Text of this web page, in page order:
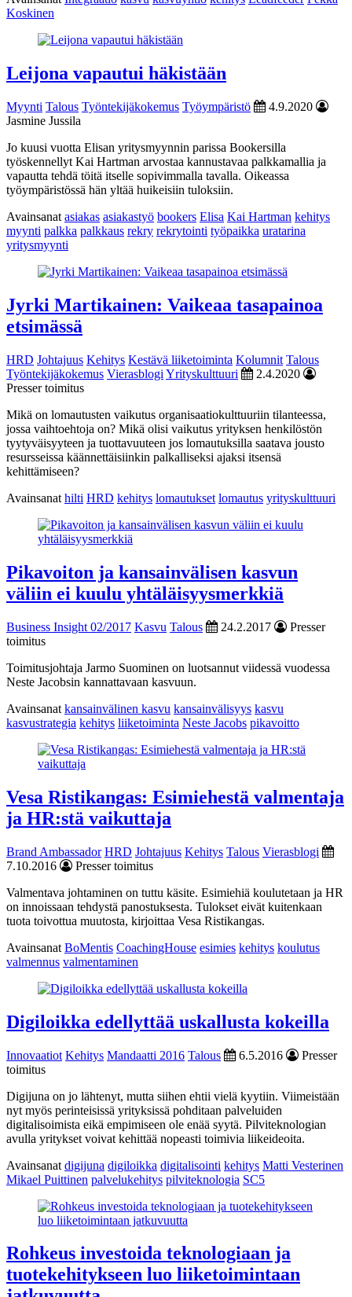
Koskinen
Leijona vapautui häkistään
Myynti Talous Työntekijäkokemus Työympäristö
4.9.2020
Jasmine Jussila
Jo kuusi vuotta Elisan yritysmyynnin parissa Bookersilla
työskennellyt Kai Hartman arvostaa kannustavaa palkkamallia ja
vapautta tehdä töitä itselle sopivimmalla tavalla. Oikeassa
työympäristössä hän yltää huikeisiin tuloksiin.
Avainsanat asiakas asiakastyö bookers Elisa Kai Hartman kehitys
myynti palkka palkkaus rekry rekrytointi työpaikka uratarina
yritysmyynti
Jyrki Martikainen: Vaikeaa tasapainoa
etsimässä
HRD Johtajuus Kehitys Kestävä liiketoiminta Kolumnit Talous
Työntekijäkokemus Vierasblogi Yrityskulttuuri
2.4.2020
Presser toimitus
Mikä on lomautusten vaikutus organisaatiokulttuuriin tilanteessa,
jossa vaihtoehtoja on? Mikä olisi vaikutus yrityksen henkilöstön
tyytyväisyyteen ja tuottavuuteen jos lomautuksilla saatava jousto
resursseissa käännettäisiinkin palkalliseksi ajaksi itsensä
kehittämiseen?
Avainsanat hilti HRD kehitys lomautukset lomautus yrityskulttuuri
Pikavoiton ja kansainvälisen kasvun
väliin ei kuulu yhtäläisyysmerkkiä
Business Insight 02/2017 Kasvu Talous 24.2.2017
Presser
toimitus
Toimitusjohtaja Jarmo Suominen on luotsannut viidessä vuodessa
Neste Jacobsin kannattavaan kasvuun.
Avainsanat kansainvälinen kasvu kansainvälisyys kasvu
kasvustrategia kehitys liiketoiminta Neste Jacobs pikavoitto
Vesa Ristikangas: Esimiehestä valmentaja
ja HR:stä vaikuttaja
Brand Ambassador HRD Johtajuus Kehitys Talous Vierasblogi
7.10.2016
Presser toimitus
Valmentava johtaminen on tuttu käsite. Esimiehiä koulutetaan ja HR
on innoissaan tehdystä panostuksesta. Tulokset eivät kuitenkaan
tuota toivottua muutosta, kirjoittaa Vesa Ristikangas.
Avainsanat BoMentis CoachingHouse esimies kehitys koulutus
valmennus valmentaminen
Digiloikka edellyttää uskallusta kokeilla
Innovaatiot Kehitys Mandaatti 2016 Talous 6.5.2016
Presser
toimitus
Digijuna on jo lähtenyt, mutta siihen ehtii vielä kyytiin. Viimeistään
nyt myös perinteisissä yrityksissä pohditaan palveluiden
digitalisoimista eikä empimiseen ole enää syytä. Pilviteknologian
avulla yritykset voivat kehittää nopeasti toimivia liikeideoita.
Avainsanat digijuna digiloikka digitalisointi kehitys Matti Vesterinen
Mikael Puittinen palvelukehitys pilviteknologia SC5
Rohkeus investoida teknologiaan ja
tuotekehitykseen luo liiketoimintaan